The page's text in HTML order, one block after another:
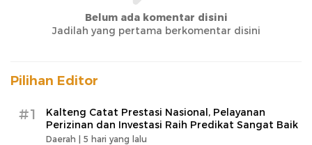
Belum ada komentar disini
Jadilah yang pertama berkomentar disini
Pilihan Editor
#1
Kalteng Catat Prestasi Nasional, Pelayanan
Perizinan dan Investasi Raih Predikat Sangat Baik
Daerah | 5 hari yang lalu